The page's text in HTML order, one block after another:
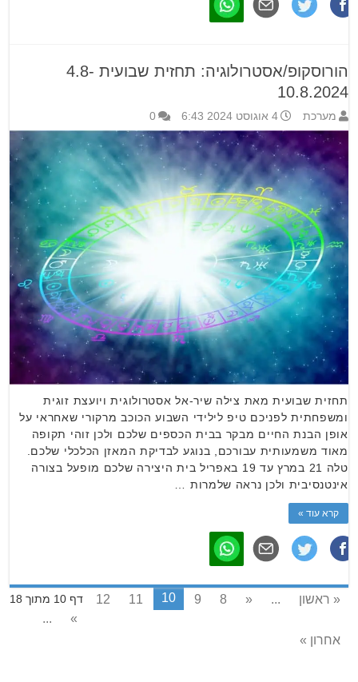
הורוסקופ/אסטרולוגיה: תחזית שבועית 4.8-
10.8.2024
מערכת 4 אוגוסט 2024 6:43 0
תחזית שבועית מאת צילה שיר-אל אסטרולוגית ויועצת זוגית
ומשפחתית לפניכם טיפ לילידי השבוע הכוכב מרקורי שאחראי על
אופן הבנת החיים מבקר בבית הכספים שלכם ולכן זוהי תקופה
מאוד משמעותית עבורכם, בנוגע לבדיקת המאזן הכלכלי שלכם.
טלה 21 במרץ עד 19 באפריל בית היצירה שלכם מופעל בצורה
אינטנסיבית ולכן נראה שלמרות …
קרא עוד »
דף 10 מתוך 18 « ראשון ...
«
8
9
10
11
12
»
...
אחרון »